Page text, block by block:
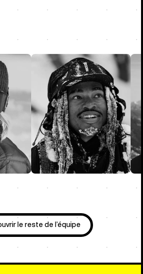
le reste de l’équipe